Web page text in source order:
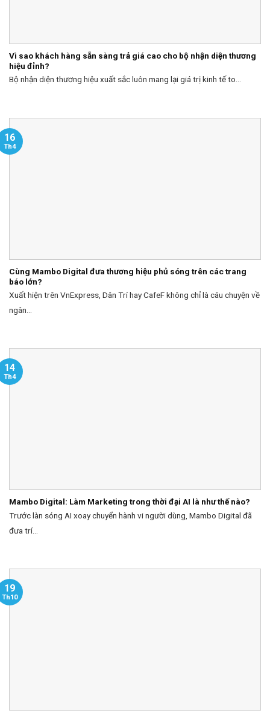
Vì sao khách hàng sẵn sàng trả giá cao cho bộ nhận diện thương
hiệu đỉnh?
Bộ nhận diện thương hiệu xuất sắc luôn mang lại giá trị kinh tế to...
Cùng Mambo Digital đưa thương hiệu phủ sóng trên các trang
báo lớn?
Xuất hiện trên VnExpress, Dân Trí hay CafeF không chỉ là câu chuyện về
ngân...
16
Th4
Mambo Digital: Làm Marketing trong thời đại AI là như thế nào?
Trước làn sóng AI xoay chuyển hành vi người dùng, Mambo Digital đã
đưa trí...
14
Th4
19
Th10